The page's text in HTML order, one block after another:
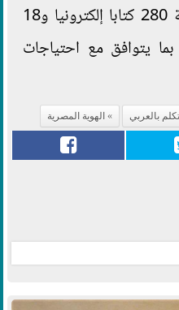
لعمل منصة إلكترونية وإتاحة 280 كتابا إلكترونيا و18
يتوافق مع احتياجات
اتكلم بالعربي الهوية المصرية